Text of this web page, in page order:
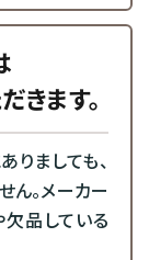
きます。
ましても、
ん。メーカー
品している